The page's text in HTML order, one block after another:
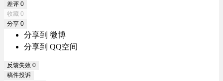
差评 0
收藏 0
分享 0
分享到 微博
分享到 QQ空间
反馈失效 0
稿件投诉